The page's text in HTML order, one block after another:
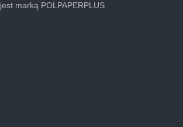
jest marką POLPAPERPLUS